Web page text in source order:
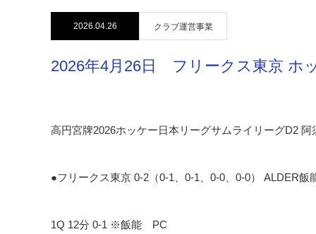
2026.04.26 クラブ運営事業
2026年4月26日 フリークス東京 ホ
高円宮牌2026ホッケー日本リーグサムライリーグD2
●フリークス東京 0-2（0-1、0-1、0-0、0-0） ALDER飯
1Q 12分 0-1 ※飯能 PC